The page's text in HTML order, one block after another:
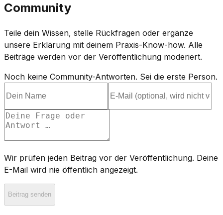
Community
Teile dein Wissen, stelle Rückfragen oder ergänze
unsere Erklärung mit deinem Praxis-Know-how. Alle
Beiträge werden vor der Veröffentlichung moderiert.
Noch keine Community-Antworten. Sei die erste Person.
Wir prüfen jeden Beitrag vor der Veröffentlichung. Deine
E-Mail wird nie öffentlich angezeigt.
Beitrag senden